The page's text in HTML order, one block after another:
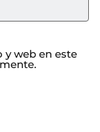
web en este